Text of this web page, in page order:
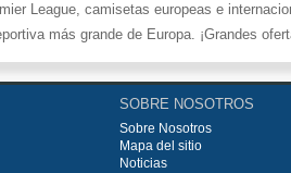
League, camisetas europeas e
más grande de Europa. ¡Grandes
equipaciones, camisetas y un
SOBRE NOSOTROS
Sobre Nosotros
Mapa del sitio
Noticias